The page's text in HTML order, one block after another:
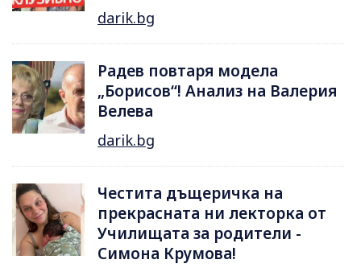
darik.bg
Радев повтаря модела
„Борисов“! Анализ на Валерия
Велева
darik.bg
Честита дъщеричка на
прекрасната ни лекторка от
Училищата за родители -
Симона Крумова!